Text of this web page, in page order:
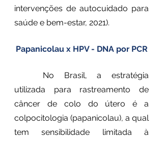
intervenções de autocuidado para
saúde e bem-estar, 2021).
Papanicolau x HPV - DNA por PCR
utilizada para rastreamento de
câncer de colo do útero é a
colpocitologia (papanicolau), a qual
tem sensibilidade limitada à